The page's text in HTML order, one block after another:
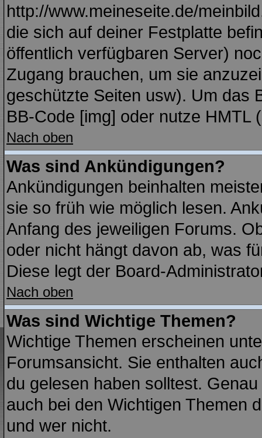
http://www.meineseite.de/
die sich auf deiner Festplatte
öffentlich verfügbaren Server)
Zugang brauchen, um sie
geschützte Seiten usw). Um das
BB-Code [img] oder nutze HMTL
Nach oben
Was sind Ankündigungen?
Ankündigungen beinhalten
sie so früh wie möglich lesen.
Anfang des jeweiligen Forums.
oder nicht hängt davon ab, was
Diese legt der Board-
Nach oben
Was sind Wichtige Themen?
Wichtige Themen erscheinen
Forumsansicht. Sie enthalten
du gelesen haben solltest.
auch bei den Wichtigen Themen
und wer nicht.